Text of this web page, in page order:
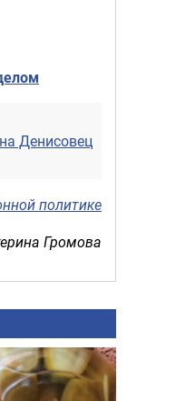
Денисовец
политике
Громова